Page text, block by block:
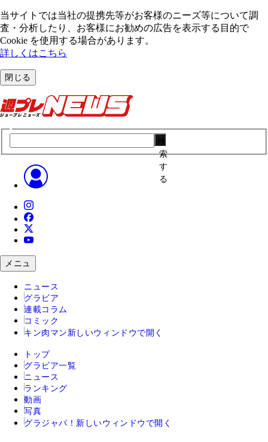
当サイトでは当社の提携先等がお客様のニーズ等について調
査・分析したり、お客様にお勧めの広告を表⽰する⽬的で
Cookie を使⽤する場合があります。
詳しくはこちら
閉じる
索
す
る
メニュ
ニュース
グラビア
連載コラム
コミック
キン肉マン 新しいウィンドウで開く
トップ
グラビア一覧
ニュース
ランキング
動画
写真
グラジャパ！ 新しいウィンドウで開く